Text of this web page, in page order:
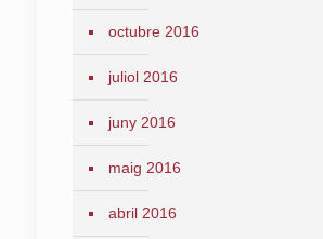
octubre 2016
juliol 2016
juny 2016
maig 2016
abril 2016